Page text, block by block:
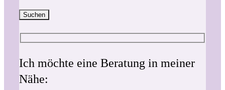
Suchen
Ich möchte eine Beratung in meiner
Nähe: